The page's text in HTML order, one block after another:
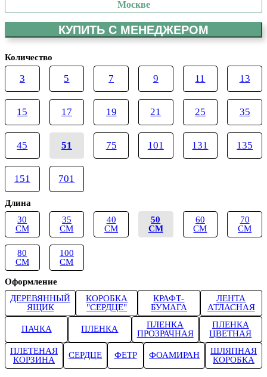
Москве
КУПИТЬ С МЕНЕДЖЕРОМ
Количество
3 5 7 9 11 13
15 17 19 21 25 35
45 51 75 101 131 135
151 701
Длина
30
СМ
35
СМ
40
СМ
50
СМ
60
СМ
70
СМ
80
СМ
100
СМ
Оформление
ДЕРЕВЯННЫЙ
ЯЩИК
КОРОБКА
"СЕРДЦЕ"
КРАФТ-
БУМАГА
ЛЕНТА
АТЛАСНАЯ
ПАЧКА ПЛЕНКА
ПЛЕНКА
ПРОЗРАЧНАЯ
ПЛЕНКА
ЦВЕТНАЯ
ПЛЕТЕНАЯ
КОРЗИНА
СЕРДЦЕ ФЕТР ФОАМИРАН
ШЛЯПНАЯ
КОРОБКА